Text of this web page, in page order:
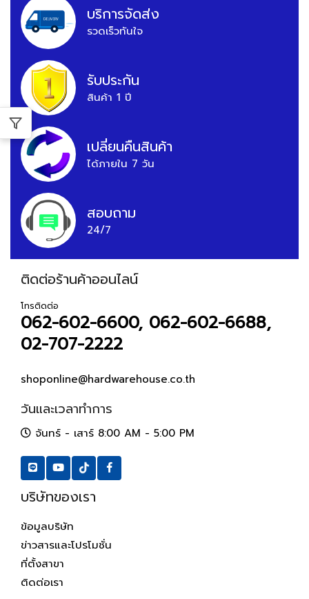
บริการจัดส่ง
รวดเร็วทันใจ
รับประกัน
สินค้า 1 ปี
เปลี่ยนคืนสินค้า
ได้ภายใน 7 วัน
สอบถาม
24/7
ติดต่อร้านค้าออนไลน์
โทรติดต่อ
062-602-6600, 062-602-6688,
02-707-2222
shoponline@hardwarehouse.co.th
วันและเวลาทำการ
จันทร์ - เสาร์ 8:00 AM - 5:00 PM
บริษัทของเรา
ข้อมูลบริษัท
ข่าวสารและโปรโมชั่น
ที่ตั้งสาขา
ติดต่อเรา